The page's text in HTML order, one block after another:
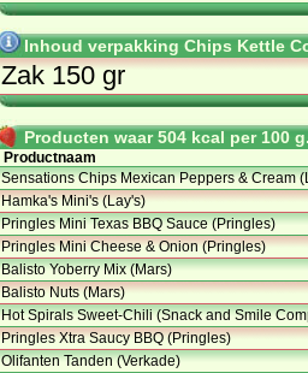
Inhoud verpakking Chips Kettle
Zak 150 gr
Producten waar 504 kcal per 100
Productnaam
Sensations Chips Mexican Peppers & Cream
Hamka's Mini's (Lay's)
Pringles Mini Texas BBQ Sauce (Pringles)
Pringles Mini Cheese & Onion (Pringles)
Balisto Yoberry Mix (Mars)
Balisto Nuts (Mars)
Hot Spirals Sweet-Chili (Snack and Smile
Pringles Xtra Saucy BBQ (Pringles)
Olifanten Tanden (Verkade)